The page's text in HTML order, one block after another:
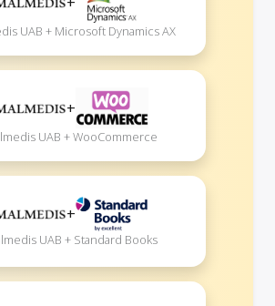
UAB + Microsoft Dynamics AX
+
UAB + WooCommerce
+
UAB + Standard Books